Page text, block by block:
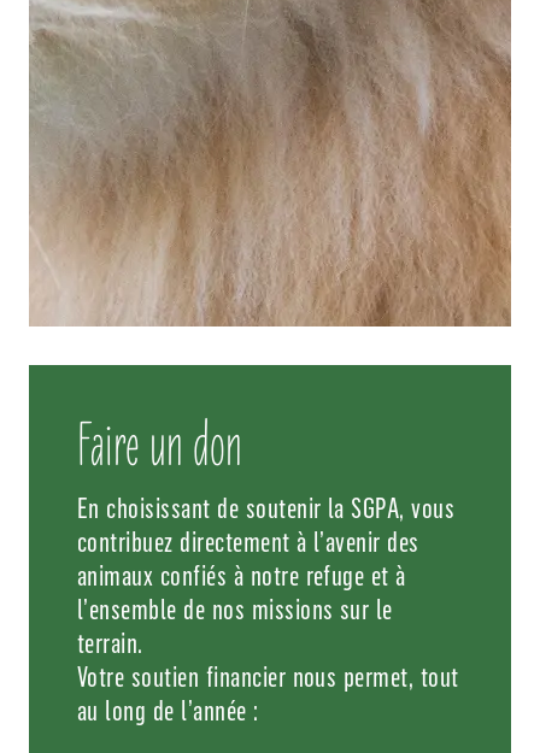
Faire un don
En choisissant de soutenir la SGPA, vous
contribuez directement à l’avenir des
animaux confiés à notre refuge et à
l’ensemble de nos missions sur le
terrain.
Votre soutien financier nous permet, tout
au long de l’année :